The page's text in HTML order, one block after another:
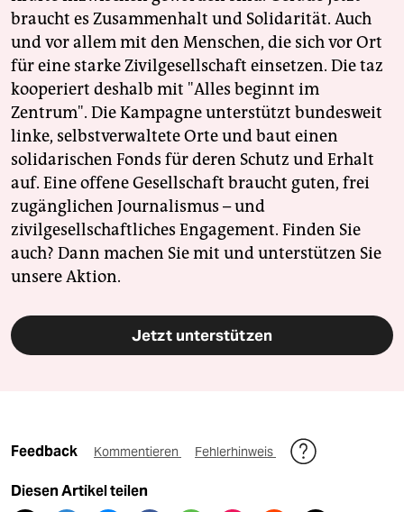
braucht es Zusammenhalt und Solidarität. Auch
und vor allem mit den Menschen, die sich vor Ort
für eine starke Zivilgesellschaft einsetzen. Die taz
kooperiert deshalb mit "Alles beginnt im
Zentrum". Die Kampagne unterstützt bundesweit
linke, selbstverwaltete Orte und baut einen
solidarischen Fonds für deren Schutz und Erhalt
auf. Eine offene Gesellschaft braucht guten, frei
zugänglichen Journalismus – und
zivilgesellschaftliches Engagement. Finden Sie
auch? Dann machen Sie mit und unterstützen Sie
unsere Aktion.
Jetzt unterstützen
Feedback Kommentieren Fehlerhinweis
Diesen Artikel teilen